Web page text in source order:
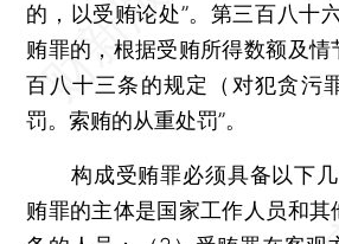
的，以受贿论处”。第三百八十
贿罪的，根据受贿所得数额及情
百八十三条的规定（对犯贪污
罚。索贿的从重处罚”。
构成受贿罪必须具备以下几
贿罪的主体是国家工作人员和其